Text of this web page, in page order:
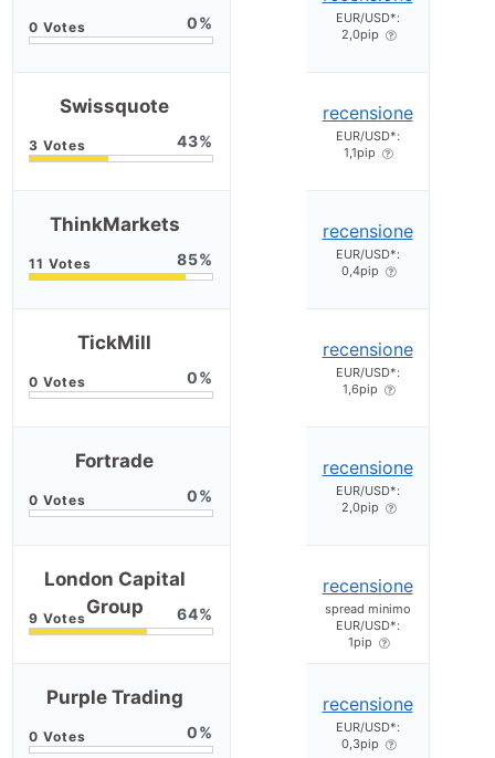
0
EUR/USD*:
2,0pip
Swissquote
43
recensione
EUR/USD*:
1,1pip
ThinkMarkets
85
recensione
EUR/USD*:
0,4pip
TickMill
0
recensione
EUR/USD*:
1,6pip
Fortrade
0
recensione
EUR/USD*:
2,0pip
London Capital
Group
64
recensione
spread minimo
EUR/USD*:
1pip
Purple Trading
0
recensione
EUR/USD*:
0,3pip